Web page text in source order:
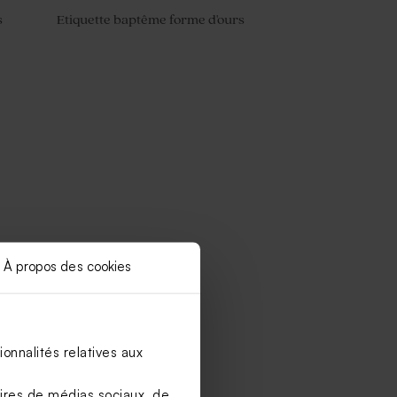
À propos des cookies
relatives aux
Etiquette baptême forme d'ours